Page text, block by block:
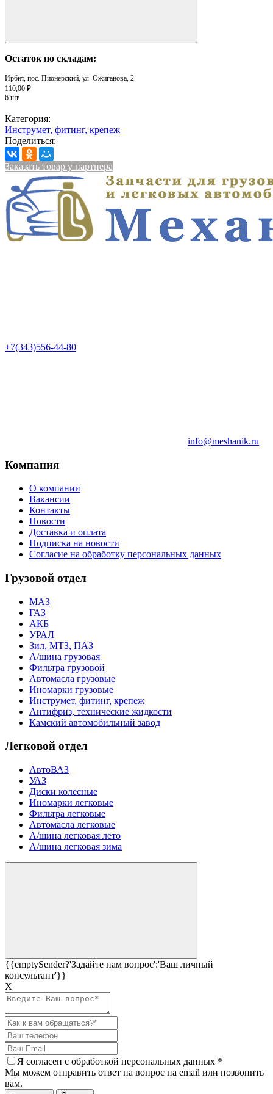
Остаток по складам:
Ирбит, пос. Пионерский, ул. Ожиганова, 2
110,00 ₽
6 шт
Категория:
Инструмет, фитинг, крепеж
Поделиться:
Заказать товар у партнера
+7(343)556-44-80
info@meshanik.ru
Компания
О компании
Вакансии
Контакты
Новости
Доставка и оплата
Подписка на новости
Согласие на обработку персональных данных
Грузовой отдел
МАЗ
ГАЗ
АКБ
УРАЛ
Зил, МТЗ, ПАЗ
А/шина грузовая
Фильтра грузовой
Автомасла грузовые
Иномарки грузовые
Инструмет, фитинг, крепеж
Антифриз, технические жидкости
Камский автомобильный завод
Легковой отдел
АвтоВАЗ
УАЗ
Диски колесные
Иномарки легковые
Фильтра легковые
Автомасла легковые
А/шина легковая лето
А/шина легковая зима
{{emptySender?'Задайте нам вопрос':'Ваш личный
консультант'}}
Х
Я согласен c обработкой персональных данных *
Мы можем отправить ответ на вопрос на email или позвонить
вам.